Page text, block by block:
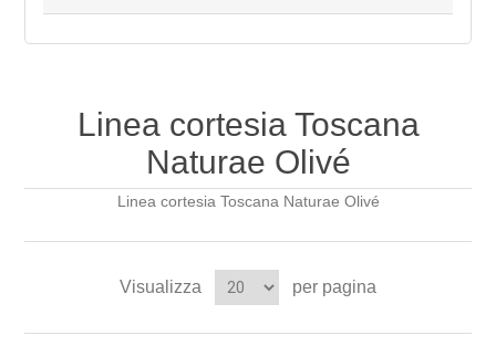
Linea cortesia Toscana
Naturae Olivé
Linea cortesia Toscana Naturae Olivé
Visualizza per pagina